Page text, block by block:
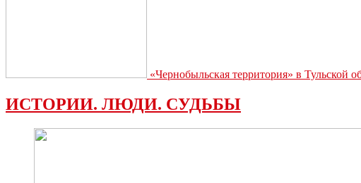
«Чернобыльская территория» в Тульской
ИСТОРИИ. ЛЮДИ. СУДЬБЫ